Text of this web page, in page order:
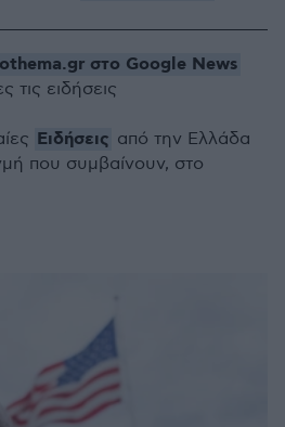
στο Google News
τις ειδήσεις
Ειδήσεις από την Ελλάδα
που συμβαίνουν, στο